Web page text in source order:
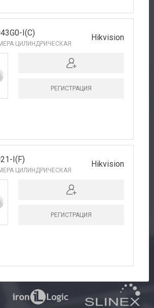
I(C)
ЦИЛИНДРИЧЕСКАЯ
Hikvision
РЕГИСТРАЦИЯ
I(F)
ЦИЛИНДРИЧЕСКАЯ
Hikvision
РЕГИСТРАЦИЯ